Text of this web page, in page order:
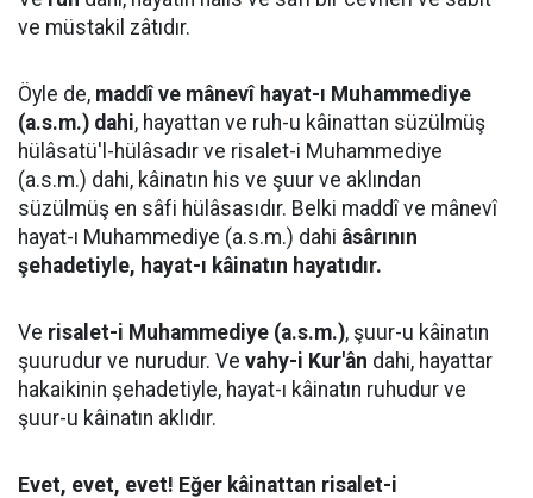
ve müstakil zâtıdır.
Öyle de, maddî ve mânevî hayat-ı Muhammediye
(a.s.m.) dahi, hayattan ve ruh-u kâinattan süzülmüş
hülâsatü'l-hülâsadır ve risalet-i Muhammediye
(a.s.m.) dahi, kâinatın his ve şuur ve aklından
süzülmüş en sâfi hülâsasıdır. Belki maddî ve mânevî
hayat-ı Muhammediye (a.s.m.) dahi âsârının
şehadetiyle, hayat-ı kâinatın hayatıdır.
Ve risalet-i Muhammediye (a.s.m.), şuur-u kâinatın
şuurudur ve nurudur. Ve vahy-i Kur'ân dahi, hayattar
hakaikinin şehadetiyle, hayat-ı kâinatın ruhudur ve
şuur-u kâinatın aklıdır.
Evet, evet, evet! Eğer kâinattan risalet-i